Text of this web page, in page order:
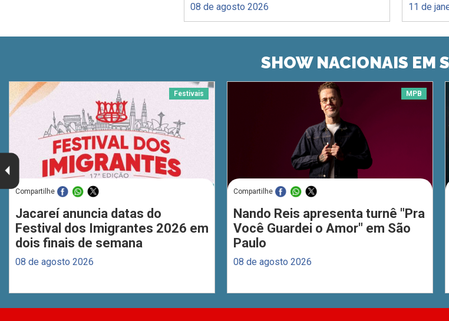
08 de agosto 2026 11 de
SHOW NACIONAIS EM
Festivais
Compartilhe
Jacareí anuncia datas do
Festival dos Imigrantes 2026 em
dois finais de semana
08 de agosto 2026
MPB
Compartilhe
Nando Reis apresenta turnê "Pra
Você Guardei o Amor" em São
Paulo
08 de agosto 2026